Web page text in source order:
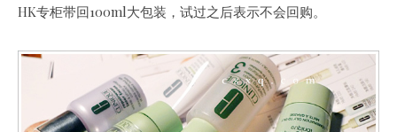
HK专柜带回100ml大包装，试过之后表示不会回购。